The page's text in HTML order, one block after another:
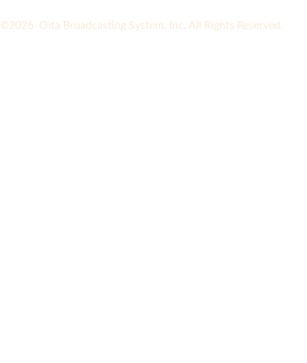
©2026 Oita Broadcasting System, Inc. All Rights Reserved.